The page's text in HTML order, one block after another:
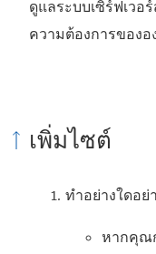
ดูแลระบบเซิร์ฟเวอ
ความต้องการของอ
เพิ่มไซต์
ทำอย่างใดอย่
หากคุณ